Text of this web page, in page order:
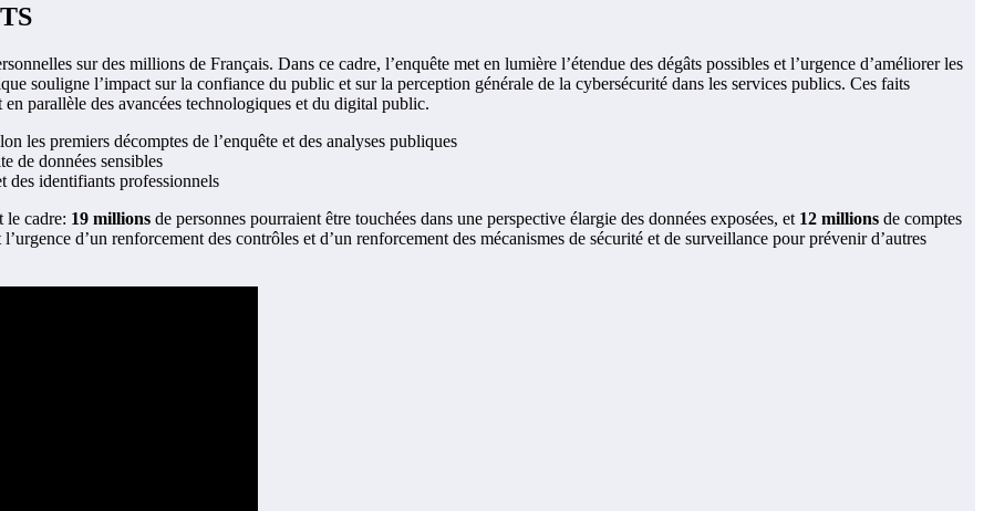
sur des millions de Français. Dans ce cadre, l’enquête met en lumière l’étendue des dégâts possibles et l’urgence d’améliorer les
souligne l’impact sur la confiance du public et sur la perception générale de la cybersécurité dans les services publics. Ces faits
parallèle des avancées technologiques et du digital public.
les premiers décomptes de l’enquête et des analyses publiques
de données sensibles
des identifiants professionnels
le cadre: 19 millions de personnes pourraient être touchées dans une perspective élargie des données exposées, et 12 millions de comptes
d’un renforcement des contrôles et d’un renforcement des mécanismes de sécurité et de surveillance pour prévenir d’autres